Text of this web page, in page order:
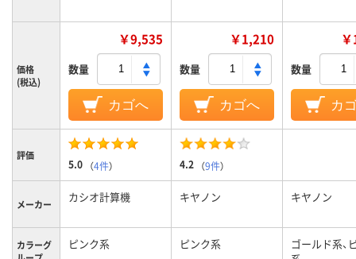
価格
(税込)
￥9,535
数量
カゴへ
￥1,210
数量
カゴへ
数量
カ
評価
5.0 （4件） 4.2 （9件）
メーカー カシオ計算機 キヤノン キヤノン
カラーグ
ピンク系 ピンク系
ゴールド系、